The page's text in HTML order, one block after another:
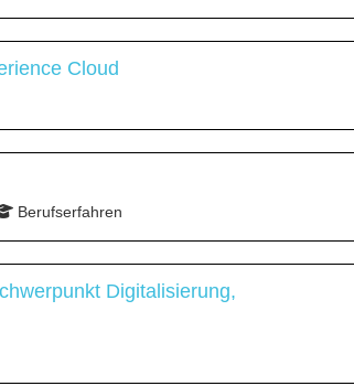
Cloud
Berufserfahren
Digitalisierung,